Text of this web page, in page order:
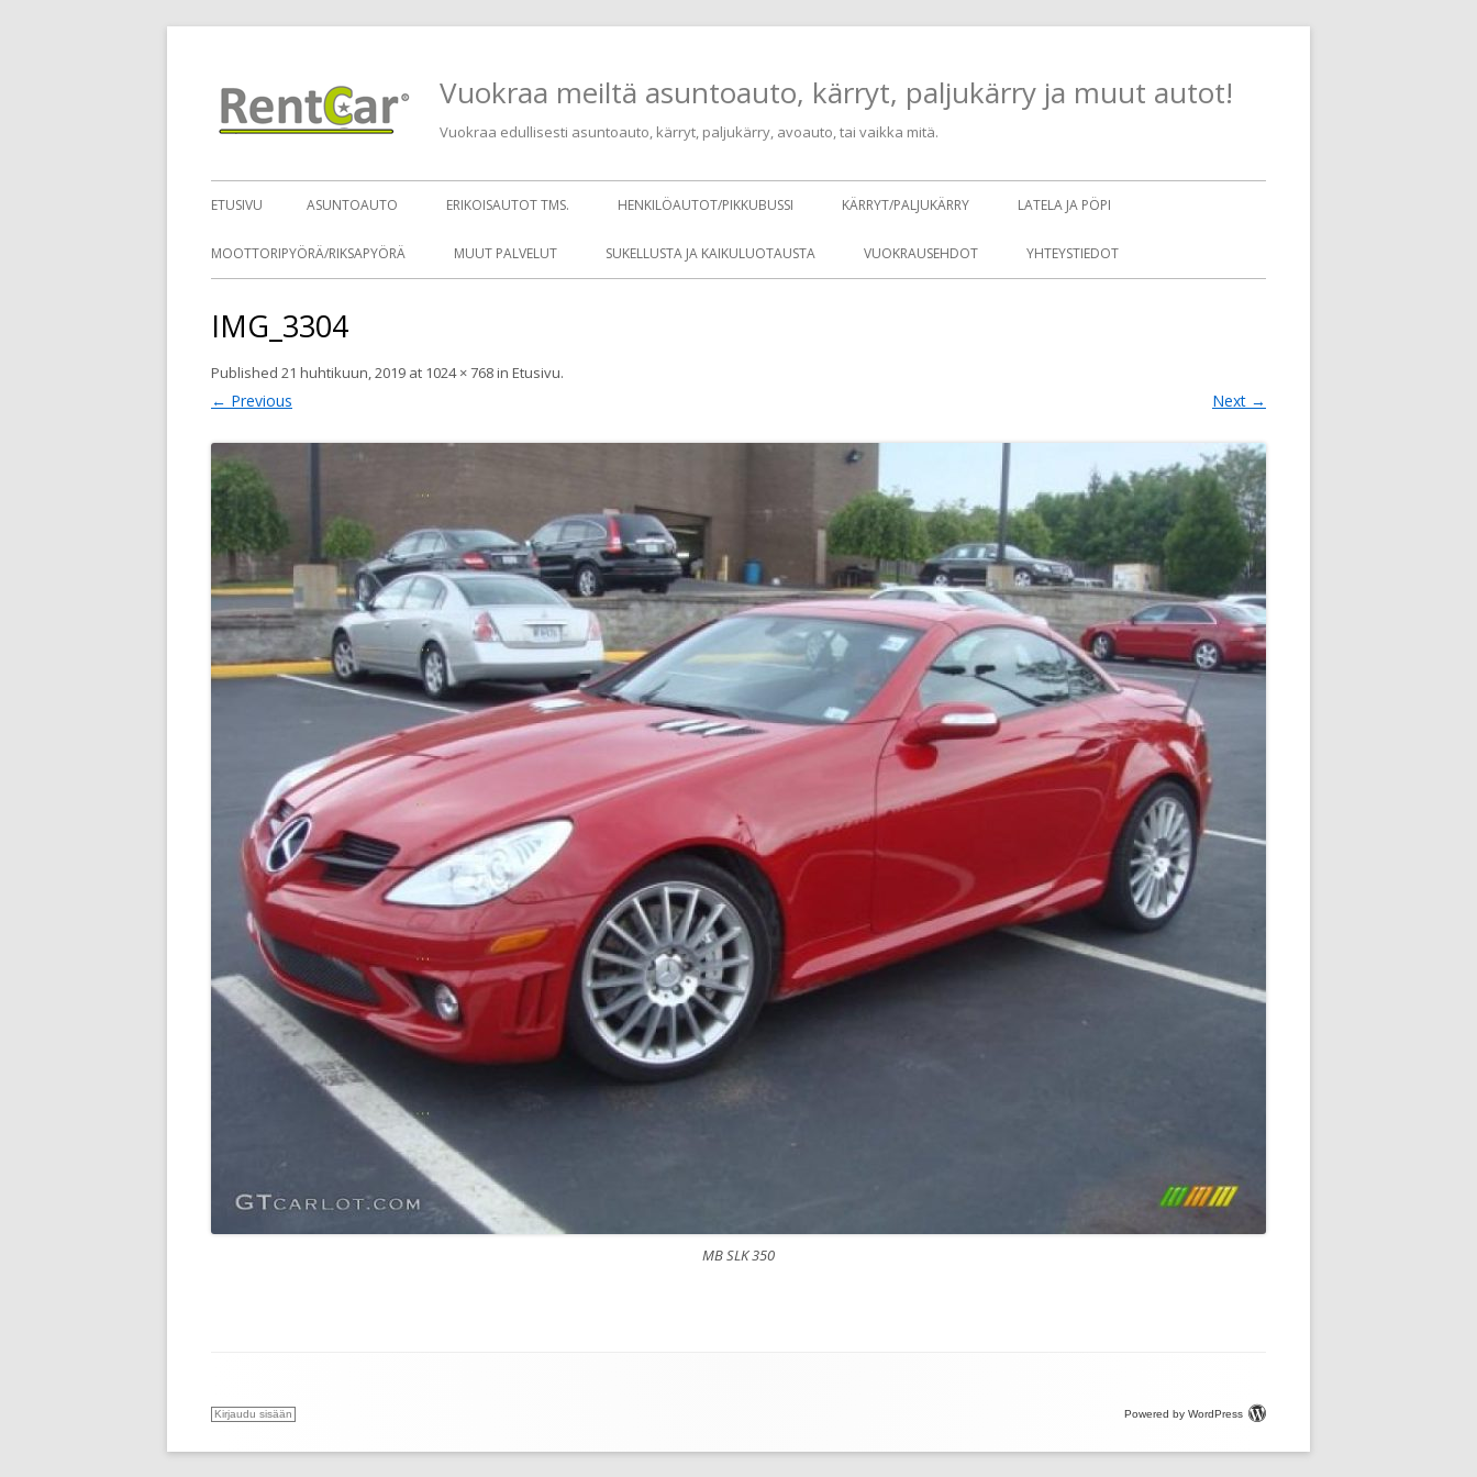
Vuokraa meiltä asuntoauto, kärryt, paljukärry ja muut autot!
Vuokraa edullisesti asuntoauto, kärryt, paljukärry, avoauto, tai vaikka mitä.
ETUSIVU ASUNTOAUTO ERIKOISAUTOT TMS. HENKILÖAUTOT/PIKKUBUSSI KÄRRYT/PALJUKÄRRY LATELA JA PÖPI
MOOTTORIPYÖRÄ/RIKSAPYÖRÄ MUUT PALVELUT SUKELLUSTA JA KAIKULUOTAUSTA VUOKRAUSEHDOT YHTEYSTIEDOT
IMG_3304
Published 21 huhtikuun, 2019 at 1024 × 768in Etusivu.
← Previous Next →
MB SLK 350
Kirjaudu sisään Powered by WordPress